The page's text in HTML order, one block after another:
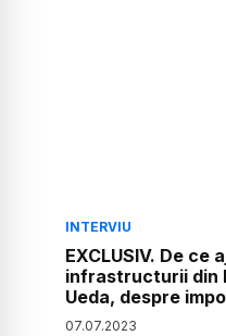
INTERVIU
EXCLUSIV. De
infrastructurii din
Ueda, despre
07.07.2023